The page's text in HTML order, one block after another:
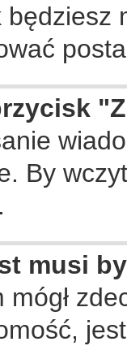
By
musi